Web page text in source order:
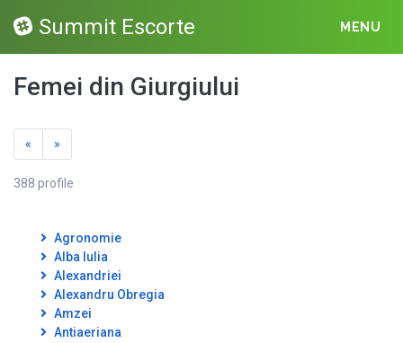
Summit Escorte MENU
Femei din Giurgiului
« »
388 profile
Agronomie
Alba Iulia
Alexandriei
Alexandru Obregia
Amzei
Antiaeriana